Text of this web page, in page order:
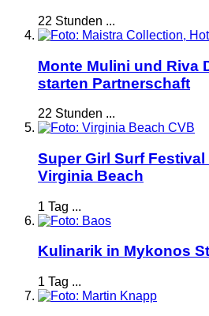
22 Stunden ...
Monte Mulini und Riva
starten Partnerschaft
22 Stunden ...
Super Girl Surf
Virginia Beach
1 Tag ...
Kulinarik in Mykonos
1 Tag ...